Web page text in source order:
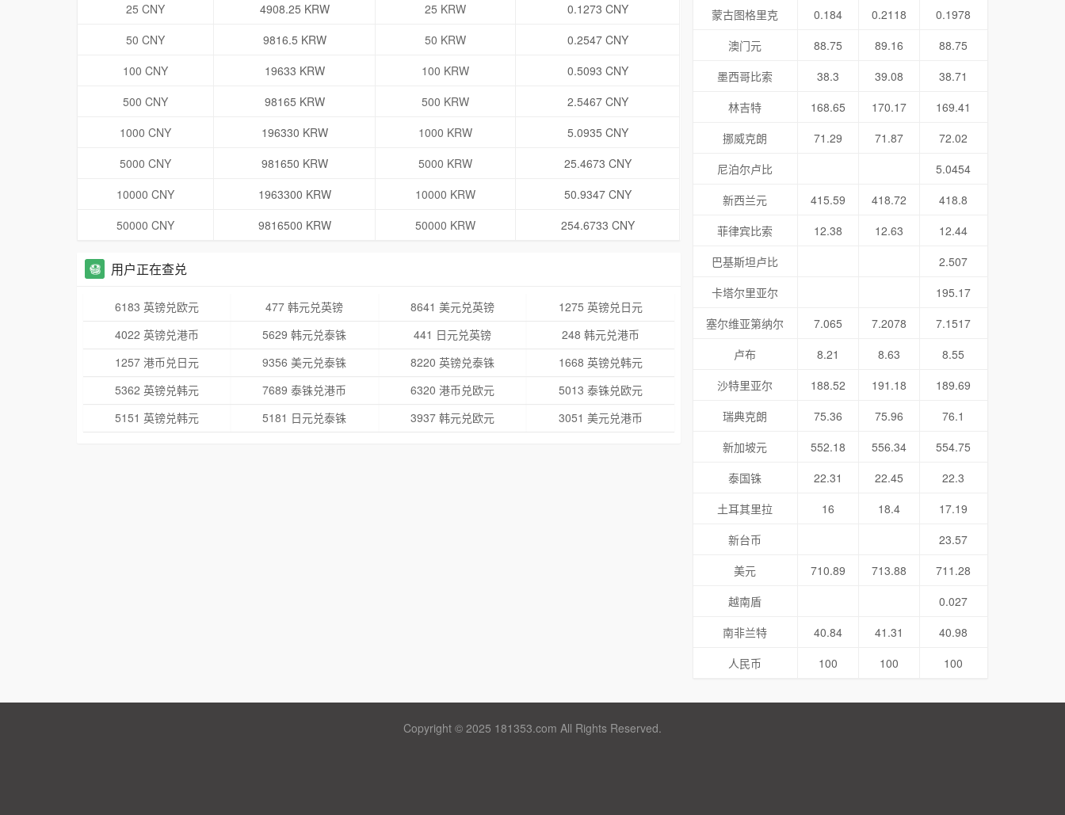
25 CNY
4908.25 KRW 25 KRW
0.1273 CNY
50 CNY
9816.5 KRW 50 KRW
0.2547 CNY
100 CNY
19633 KRW 100 KRW
0.5093 CNY
500 CNY
98165 KRW 500 KRW
2.5467 CNY
1000 CNY
196330 KRW 1000 KRW
5.0935 CNY
5000 CNY
981650 KRW 5000 KRW
25.4673 CNY
10000 CNY
1963300 KRW 10000 KRW
50.9347 CNY
50000 CNY
9816500 KRW 50000 KRW 254.6733 CNY
用户正在查兑
6183 英镑兑欧元 477 韩元兑英镑 8641 美元兑英镑
1275 英镑兑日元
4022 英镑兑港币
5629 韩元兑泰铢 441 日元兑英镑
248 韩元兑港币
1257 港币兑日元
9356 美元兑泰铢 8220 英镑兑泰铢
1668 英镑兑韩元
5362 英镑兑韩元
7689 泰铢兑港币 6320 港币兑欧元
5013 泰铢兑欧元
5151 英镑兑韩元
5181 日元兑泰铢 3937 韩元兑欧元 3051 美元兑港币
蒙古图格里克
0.184 0.2118
0.1978
澳门元
88.75 89.16
88.75
墨西哥比索
38.3 39.08
38.71
林吉特
168.65 170.17
169.41
挪威克朗
71.29 71.87
72.02
尼泊尔卢比
5.0454
新西兰元
415.59 418.72
418.8
菲律宾比索
12.38 12.63
12.44
巴基斯坦卢比
2.507
卡塔尔里亚尔
195.17
塞尔维亚第纳尔
7.065 7.2078
7.1517
卢布
8.21 8.63
8.55
沙特里亚尔
188.52 191.18
189.69
瑞典克朗
75.36 75.96
76.1
新加坡元
552.18 556.34
554.75
泰国铢
22.31 22.45
22.3
土耳其里拉
16 18.4
17.19
新台币
23.57
美元
710.89 713.88
711.28
越南盾
0.027
南非兰特
40.84 41.31
40.98
人民币
100 100 100
Copyright © 2025 181353.com All Rights Reserved.